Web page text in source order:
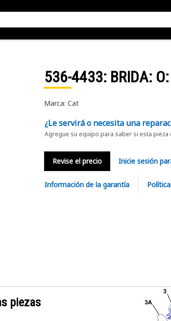
536-4433: BRIDA:
Marca: Cat
¿Le servirá o necesita una
Agregue su equipo para saber si esta
Revise el precio Inicie sesión
Información de la garantía
piezas